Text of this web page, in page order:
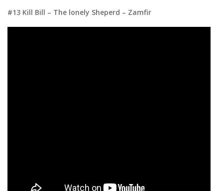
#13 Kill Bill – The lonely Sheperd – Zamfir